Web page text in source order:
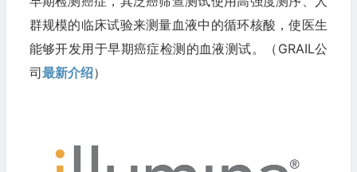
群规模的临床试验来测量血液中的循环核酸，使医生
能够开发用于早期癌症检测的血液测试。（GRAIL公
司最新介绍）